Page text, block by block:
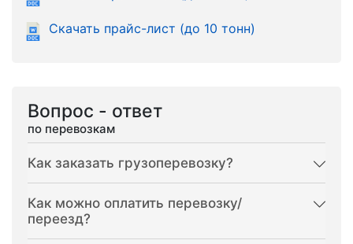
Скачать прайс-лист (до 10 тонн)
Вопрос - ответ
по перевозкам
Как заказать грузоперевозку?
Как можно оплатить перевозку/
переезд?